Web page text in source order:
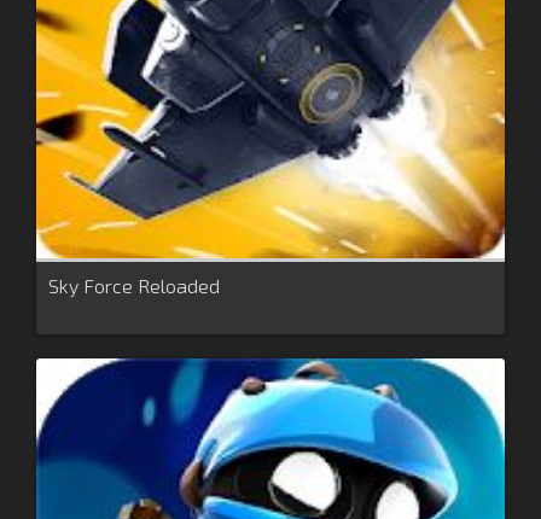
Sky Force Reloaded